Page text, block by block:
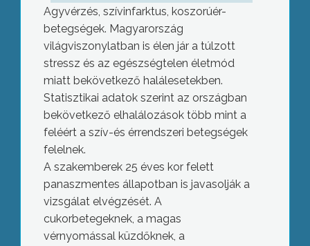
Agyvérzés, szívinfarktus, koszorúér-
betegségek. Magyarország
világviszonylatban is élen jár a túlzott
stressz és az egészségtelen életmód
miatt bekövetkező halálesetekben.
Statisztikai adatok szerint az országban
bekövetkező elhalálozások több mint a
feléért a szív-és érrendszeri betegségek
felelnek.
A szakemberek 25 éves kor felett
panaszmentes állapotban is javasolják a
vizsgálat elvégzését. A
cukorbetegeknek, a magas
vérnyomással küzdőknek, a